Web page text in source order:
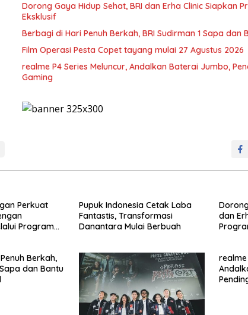
Dorong Gaya Hidup Sehat, BRI dan Erha Clinic Siapkan
Eksklusif
Berbagi di Hari Penuh Berkah, BRI Sudirman 1 Sapa dan
Film Operasi Pesta Copet tayang mulai 27 Agustus 2026
realme P4 Series Meluncur, Andalkan Baterai Jumbo,
Gaming
Perkuat
Program
Pupuk Indonesia Cetak Laba
Fantastis, Transformasi
Danantara Mulai Berbuah
dan
Berkah,
dan Bantu
realme